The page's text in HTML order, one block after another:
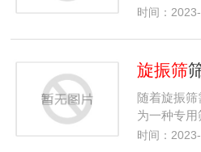
时间：
旋振筛筛框
随着旋振
为一种专
时间：